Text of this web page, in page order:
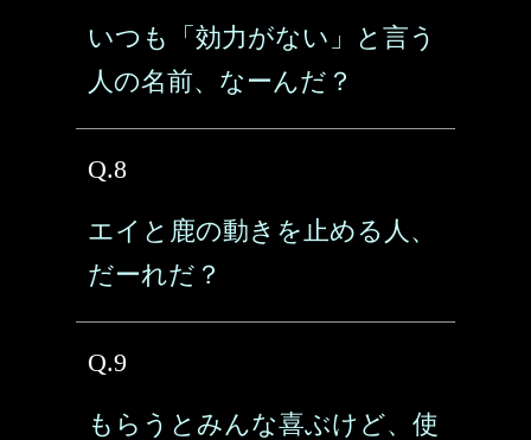
いつも「効力がない」と言う
人の名前、なーんだ？
Q.8
エイと鹿の動きを止める人、
だーれだ？
Q.9
もらうとみんな喜ぶけど、使